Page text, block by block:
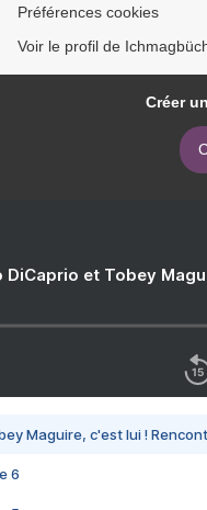
Préférences cookies
Voir le profil de
Créer
DiCaprio et Tobey
Maguire, c'est lui !
6